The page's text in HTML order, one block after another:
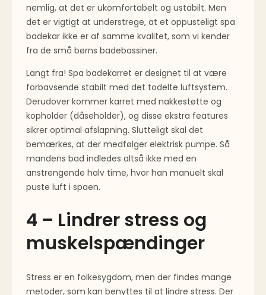
nemlig, at det er ukomfortabelt og ustabilt. Men
det er vigtigt at understrege, at et oppusteligt spa
badekar ikke er af samme kvalitet, som vi kender
fra de små børns badebassiner.
Langt fra! Spa badekarret er designet til at være
forbavsende stabilt med det todelte luftsystem.
Derudover kommer karret med nakkestøtte og
kopholder (dåseholder), og disse ekstra features
sikrer optimal afslapning. Slutteligt skal det
bemærkes, at der medfølger elektrisk pumpe. Så
mandens bad indledes altså ikke med en
anstrengende halv time, hvor han manuelt skal
puste luft i spaen.
4 – Lindrer stress og
muskelspændinger
Stress er en folkesygdom, men der findes mange
metoder, som kan benyttes til at lindre stress. Der